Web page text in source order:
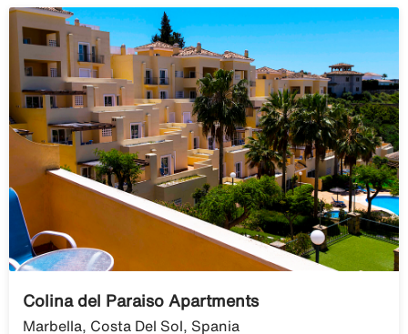
Colina del Paraiso Apartments
Marbella, Costa Del Sol, Spania